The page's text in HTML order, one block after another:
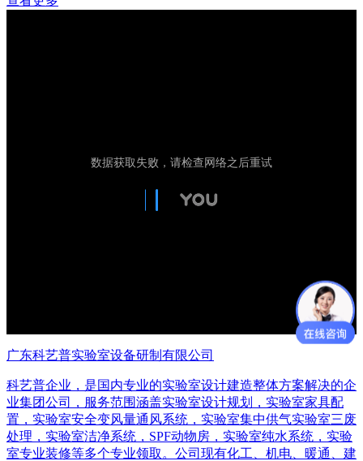
广东科艺普实验室设备研制有限公司
科艺普企业，是国内专业的实验室设计建造整体方案解决的企
业集团公司，服务范围涵盖实验室设计规划，实验室家具配
置，实验室安全变风量通风系统，实验室集中供气实验室三废
处理，实验室洁净系统，SPF动物房，实验室纯水系统，实验
室专业装修等多个专业领取。公司现有化工、机电、暖通、建